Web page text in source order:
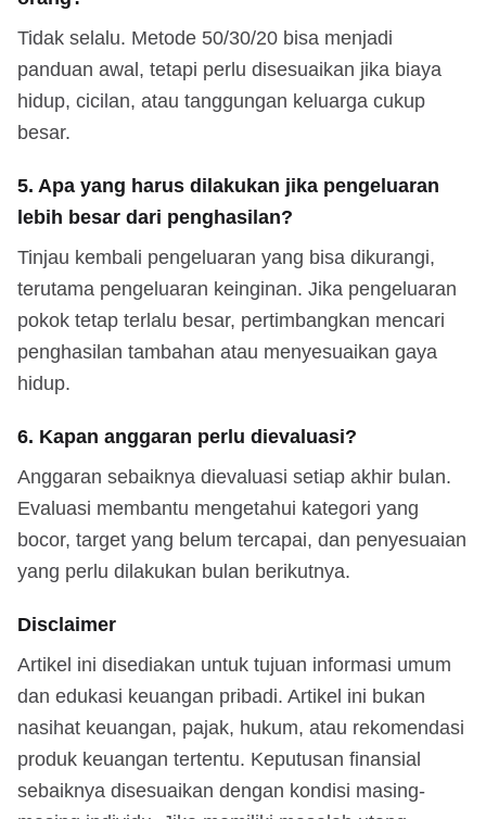
Tidak selalu. Metode 50/30/20 bisa menjadi
panduan awal, tetapi perlu disesuaikan jika biaya
hidup, cicilan, atau tanggungan keluarga cukup
besar.
5. Apa yang harus dilakukan jika pengeluaran
lebih besar dari penghasilan?
Tinjau kembali pengeluaran yang bisa dikurangi,
terutama pengeluaran keinginan. Jika pengeluaran
pokok tetap terlalu besar, pertimbangkan mencari
penghasilan tambahan atau menyesuaikan gaya
hidup.
6. Kapan anggaran perlu dievaluasi?
Anggaran sebaiknya dievaluasi setiap akhir bulan.
Evaluasi membantu mengetahui kategori yang
bocor, target yang belum tercapai, dan penyesuaian
yang perlu dilakukan bulan berikutnya.
Disclaimer
Artikel ini disediakan untuk tujuan informasi umum
dan edukasi keuangan pribadi. Artikel ini bukan
nasihat keuangan, pajak, hukum, atau rekomendasi
produk keuangan tertentu. Keputusan finansial
sebaiknya disesuaikan dengan kondisi masing-